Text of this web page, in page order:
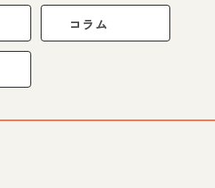
コラム